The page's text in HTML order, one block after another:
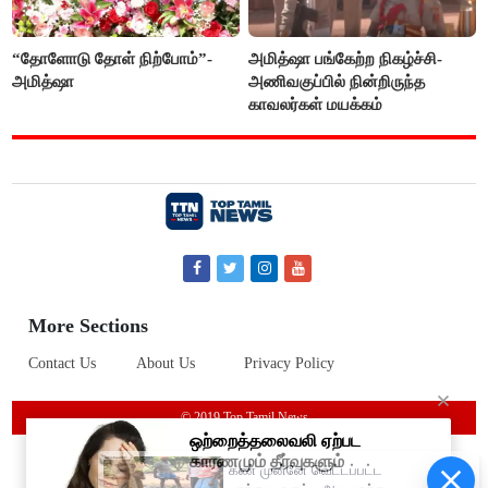
“தோளோடு தோள் நிற்போம்”-
அமித்ஷா
அமித்ஷா பங்கேற்ற நிகழ்ச்சி-
அணிவகுப்பில் நின்றிருந்த
காவலர்கள் மயக்கம்
More Sections
Contact Us About Us Privacy Policy
© 2019 Top Tamil News
கண் முன்னே வெட்டப்பட்ட